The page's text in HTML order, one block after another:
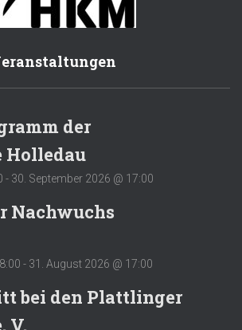
der
Holledau
- 30. September 2026 @ 17:00
Nachwuchs
- 31. August 2026 @ 17:00
bei den Plattlinger
V.